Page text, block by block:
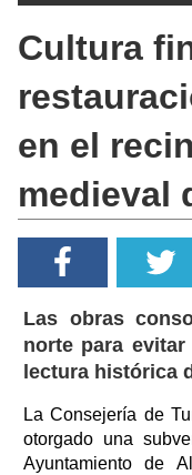
Cultura
en el
medieval
Las obras
norte para
lectura histórica
La Consejería de
otorgado una
Ayuntamiento de